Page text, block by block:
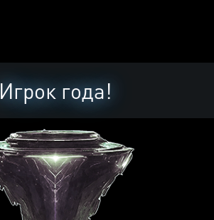
Игрок года!